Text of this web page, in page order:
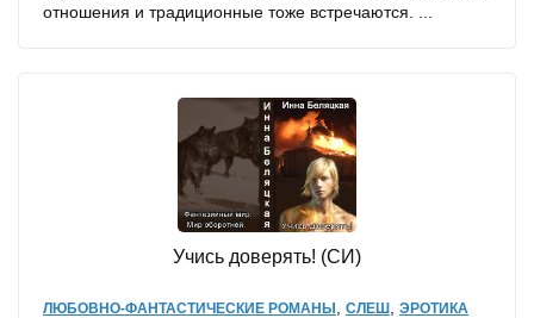
отношения и традиционные тоже встречаются. ...
Учись доверять! (СИ)
ЛЮБОВНО-ФАНТАСТИЧЕСКИЕ РОМАНЫ СЛЕШ ЭРОТИКА